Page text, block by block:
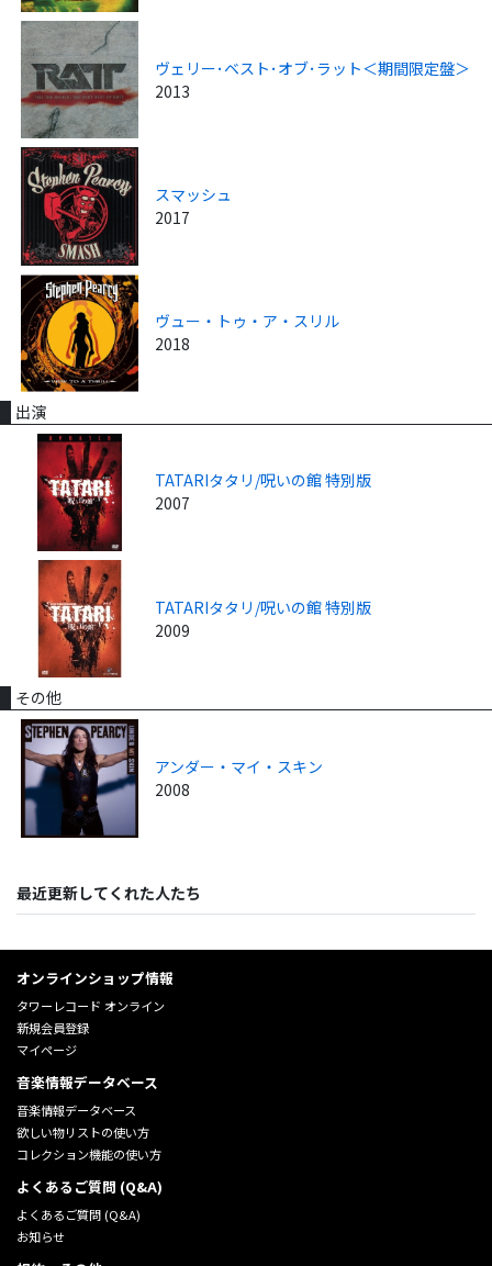
ヴェリー･ベスト･オブ･ラット＜期間限定盤＞
2013
スマッシュ
2017
ヴュー・トゥ・ア・スリル
2018
出演
TATARIタタリ/呪いの館 特別版
2007
TATARIタタリ/呪いの館 特別版
2009
その他
アンダー・マイ・スキン
2008
最近更新してくれた人たち
オンラインショップ情報
タワーレコード オンライン
新規会員登録
マイページ
音楽情報データベース
音楽情報データベース
欲しい物リストの使い方
コレクション機能の使い方
よくあるご質問 (Q&A)
よくあるご質問 (Q&A)
お知らせ